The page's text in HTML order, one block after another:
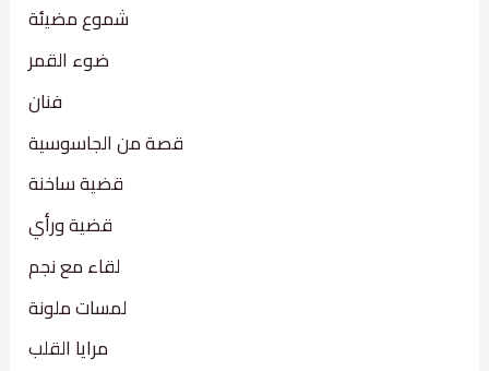
شموع مضيئة
ضوء القمر
فنان
قصة من الجاسوسية
قضية ساخنة
قضية ورأي
لقاء مع نجم
لمسات ملونة
مرايا القلب